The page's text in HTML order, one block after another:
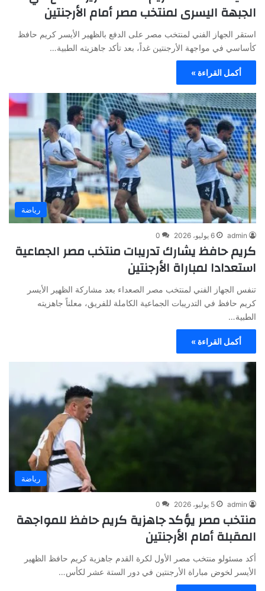
الجبهة اليسرى لمنتخب مصر أمام الأرجنتين
استقر الجهاز الفني لمنتخب مصر على الدفع بالظهير الأيسر كريم حافظ
كأساسي في مواجهة الأرجنتين غداً، بعد تأكد جاهزيته الطبية…
أكمل القراءة »
رياضة
admin 6 يوليو، 2026 0
كريم حافظ يشارك تدريبات منتخب مصر الجماعية
استعدادا لمباراة الأرجنتين
تنفس الجهاز الفني لمنتخب مصر الصعداء بعد مشاركة الظهير الأيسر
كريم حافظ في التدريبات الجماعية الكاملة للفريق، معلناً جاهزيته
الطبية…
أكمل القراءة »
رياضة
admin 5 يوليو، 2026 0
منتخب مصر يؤكد جاهزية كريم حافظ للمواجهة
المقبلة أمام الأرجنتين
أكد مسئولو منتخب مصر الأول لكرة القدم جاهزية كريم حافظ الظهير
الأيسر لخوض مباراة الأرجنتين في دور الستة عشر لكأس…